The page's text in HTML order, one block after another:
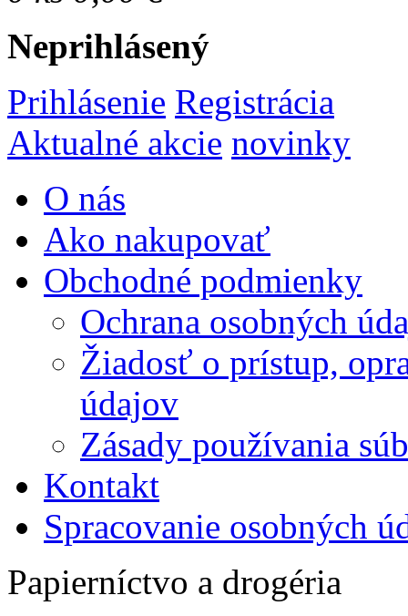
Neprihlásený
Prihlásenie Registrácia
Aktualné akcie novinky
O nás
Ako nakupovať
Obchodné podmienky
Ochrana osobných
Žiadosť o prístup,
údajov
Zásady používania
Kontakt
Spracovanie osobných
Papierníctvo a drogéria